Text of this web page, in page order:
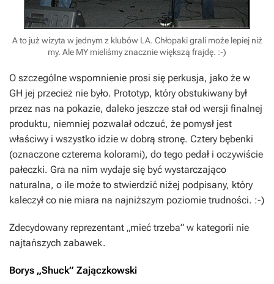
A to już wizyta w jednym z klubów LA. Chłopaki grali może lepiej niż
my. Ale MY mieliśmy znacznie większą frajdę. :-)
O szczególne wspomnienie prosi się perkusja, jako że w
GH jej przecież nie było. Prototyp, który obstukiwany był
przez nas na pokazie, daleko jeszcze stał od wersji finalnej
produktu, niemniej pozwalał odczuć, że pomysł jest
właściwy i wszystko idzie w dobrą stronę. Cztery bębenki
(oznaczone czterema kolorami), do tego pedał i oczywiście
pałeczki. Gra na nim wydaje się być wystarczająco
naturalna, o ile może to stwierdzić niżej podpisany, który
kaleczył co nie miara na najniższym poziomie trudności. :-)
Zdecydowany reprezentant „mieć trzeba” w kategorii nie
najtańszych zabawek.
Borys „Shuck” Zajączkowski